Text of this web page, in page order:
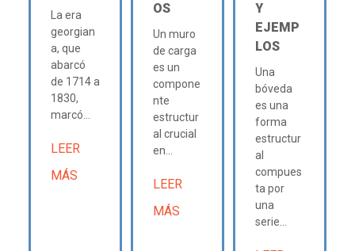
La era
georgian
a, que
abarcó
de 1714 a
1830,
marcó...
LEER
MÁS
OS
Un muro
de carga
es un
compone
nte
estructur
al crucial
en...
LEER
MÁS
Y
EJEMP
LOS
Una
bóveda
es una
forma
estructur
al
compues
ta por
una
serie...